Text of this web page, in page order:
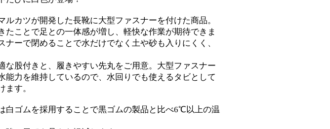
ルカツが開発した長靴に大型ファスナーを付けた商品。
たことで足との一体感が増し、軽快な作業が期待できま
ナーで閉めることで水だけでなく土や砂も入りにくく、
な股付きと、履きやすい先丸をご用意。大型ファスナー
能力を維持しているので、水回りでも使えるタビとして
ます。
白ゴムを採用することで黒ゴムの製品と比べ6℃以上の温